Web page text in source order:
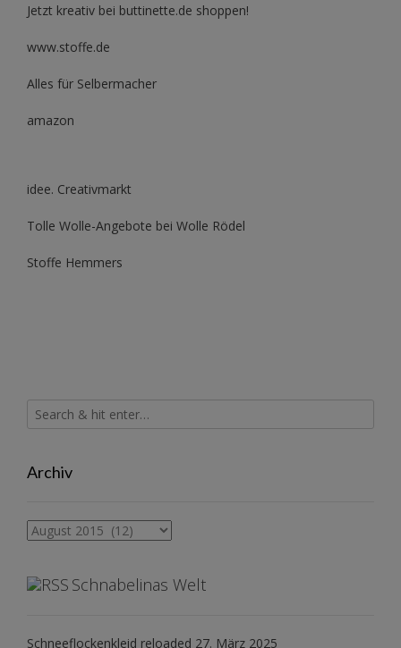
Jetzt kreativ bei buttinette.de shoppen!
www.stoffe.de
Alles für Selbermacher
amazon
idee. Creativmarkt
Tolle Wolle-Angebote bei Wolle Rödel
Stoffe Hemmers
Archiv
Archiv
Schnabelinas Welt
Schneeflockenkleid reloaded 27. März 2025